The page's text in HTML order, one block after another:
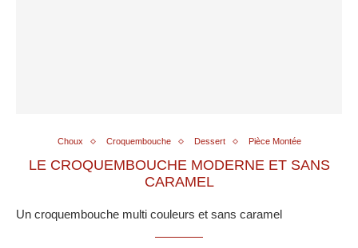
Choux Croquembouche Dessert Pièce Montée
LE CROQUEMBOUCHE MODERNE ET SANS
CARAMEL
Un croquembouche multi couleurs et sans caramel